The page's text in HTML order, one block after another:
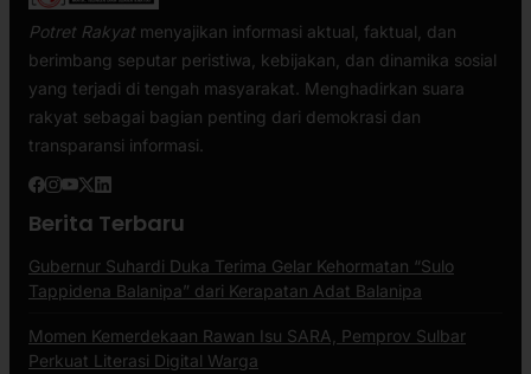
Potret Rakyatmenyajikan informasi aktual, faktual, dan
berimbang seputar peristiwa, kebijakan, dan dinamika sosial
yang terjadi di tengah masyarakat. Menghadirkan suara
rakyat sebagai bagian penting dari demokrasi dan
transparansi informasi.
Berita Terbaru
Gubernur Suhardi Duka Terima Gelar Kehormatan “Sulo
Tappidena Balanipa” dari Kerapatan Adat Balanipa
Momen Kemerdekaan Rawan Isu SARA, Pemprov Sulbar
Perkuat Literasi Digital Warga